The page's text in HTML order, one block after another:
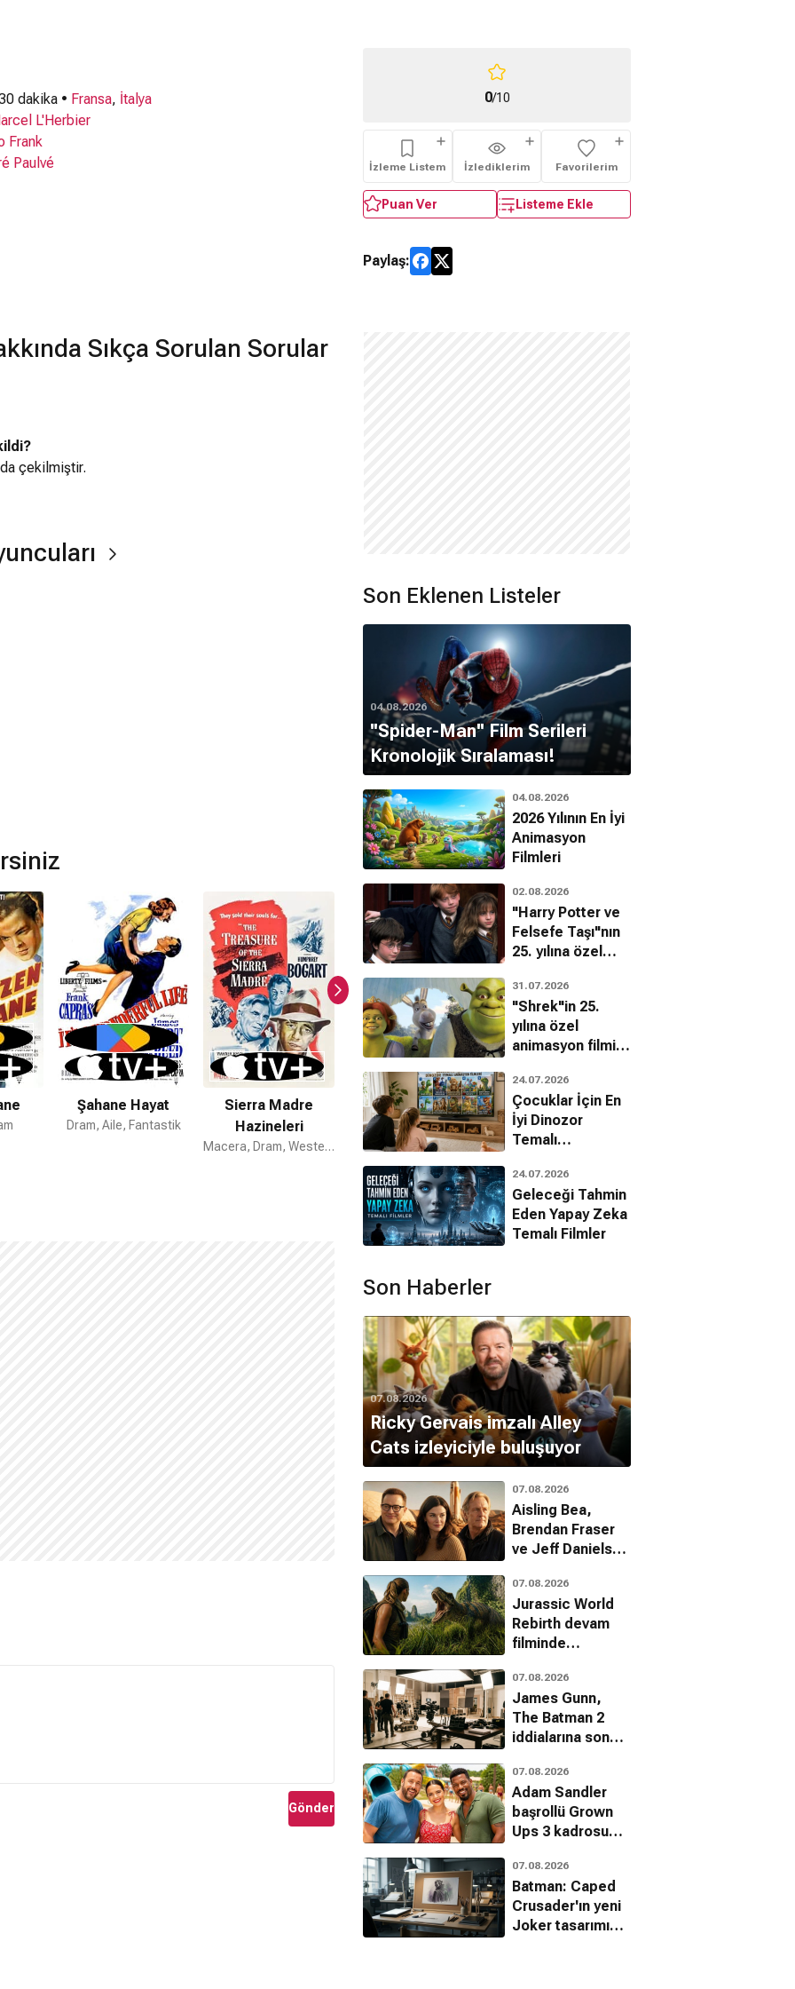
dakika • Fransa, İtalya
L'Herbier
Frank
Paulvé
0/10
İzleme Listem İzlediklerim Favorilerim
Puan Ver Listeme Ekle
Paylaş:
Sıkça Sorulan Sorular
çekilmiştir.
bulunmamaktadır.
Şahane Hayat
Dram, Aile, Fantastik
Sierra Madre
Hazineleri
Macera, Dram, Western
Derin Uyku
Gizem, Suç, Gerilim
Aşktan da Üstün
Gönder
Son Eklenen Listeler
04.08.2026
''Spider-Man'' Film Serileri
Kronolojik Sıralaması!
04.08.2026
2026 Yılının En İyi
Animasyon
Filmleri
02.08.2026
"Harry Potter ve
Felsefe Taşı"nın
25. yılına özel
bilinmeyenleri!
31.07.2026
"Shrek"in 25.
yılına özel
animasyon filmin
24.07.2026
Çocuklar İçin En
İyi Dinozor
Temalı
Filmleri
24.07.2026
Geleceği Tahmin
Eden Yapay Zeka
Temalı Filmler
Son Haberler
07.08.2026
Ricky Gervais imzalı Alley
Cats izleyiciyle buluşuyor
07.08.2026
Aisling Bea,
Brendan Fraser
ve Jeff Daniels
kadrosunda
07.08.2026
Jurassic World
Rebirth devam
filminde
07.08.2026
James Gunn,
The Batman 2
iddialarına son
07.08.2026
Adam Sandler
başrollü Grown
Ups 3 kadrosu
07.08.2026
Batman: Caped
Crusader'ın yeni
Joker tasarımı